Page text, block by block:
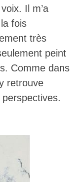
Il m’a
fois
très
peint
Comme dans
retrouve